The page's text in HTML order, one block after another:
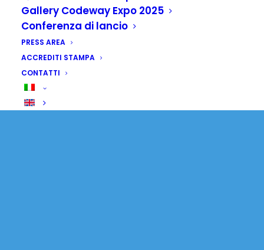
Gallery Codeway Expo 2025
Conferenza di lancio
PRESS AREA
ACCREDITI STAMPA
CONTATTI